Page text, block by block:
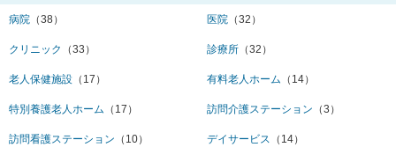
病院 （38） 医院 （32）
クリニック （33） 診療所 （32）
老人保健施設 （17） 有料老人ホーム （14）
特別養護老人ホーム （17） 訪問介護ステーション （3）
訪問看護ステーション （10） デイサービス （14）